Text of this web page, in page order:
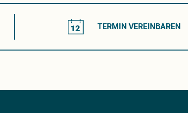
TERMIN VEREINBAREN